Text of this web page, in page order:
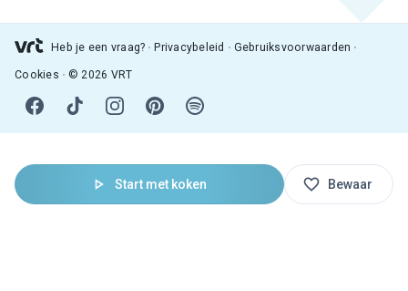
Start met koken Bewaar
Heb je een vraag? Privacybeleid Gebruiksvoorwaarden
Cookies © 2026 VRT